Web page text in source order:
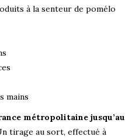
à la senteur de pomélo
mains
métropolitaine jusqu’au
tirage au sort, effectué à